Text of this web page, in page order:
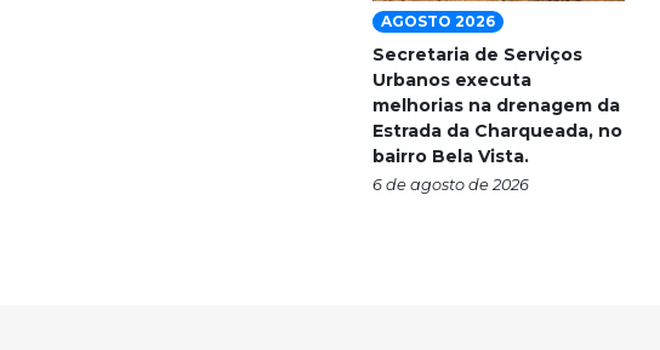
AGOSTO 2026
Secretaria de Serviços
Urbanos executa
melhorias na drenagem da
Estrada da Charqueada, no
bairro Bela Vista.
6 de agosto de 2026